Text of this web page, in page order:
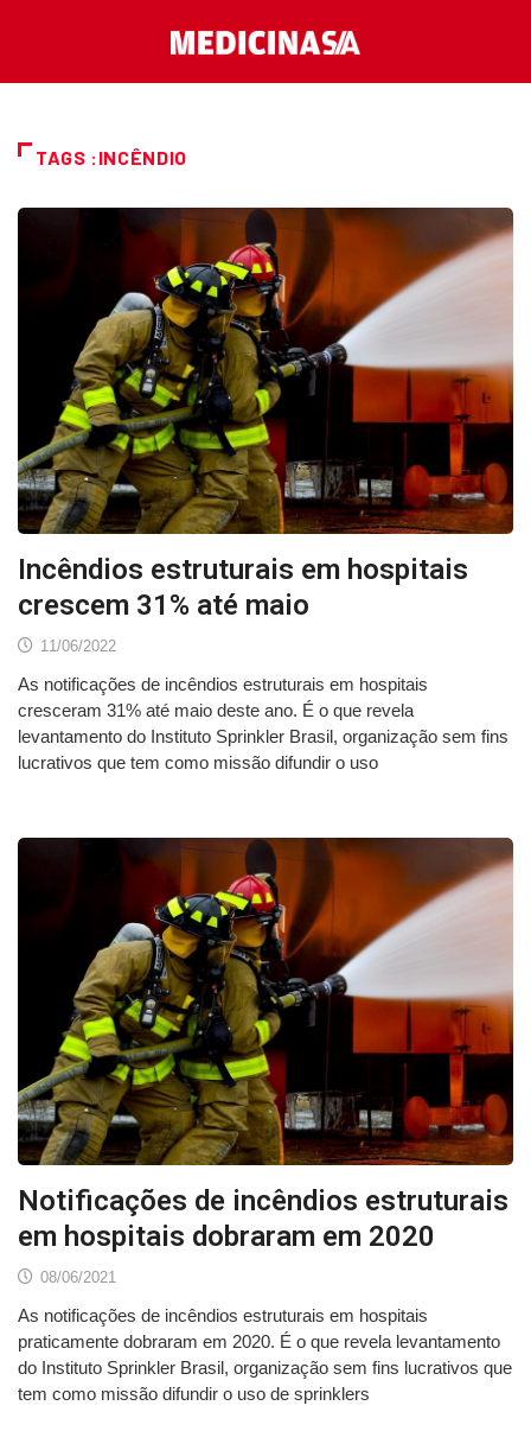
TAGS :INCÊNDIO
Incêndios estruturais em hospitais
crescem 31% até maio
11/06/2022
As notificações de incêndios estruturais em hospitais
cresceram 31% até maio deste ano. É o que revela
levantamento do Instituto Sprinkler Brasil, organização sem fins
lucrativos que tem como missão difundir o uso
Notificações de incêndios estruturais
em hospitais dobraram em 2020
08/06/2021
As notificações de incêndios estruturais em hospitais
praticamente dobraram em 2020. É o que revela levantamento
do Instituto Sprinkler Brasil, organização sem fins lucrativos que
tem como missão difundir o uso de sprinklers